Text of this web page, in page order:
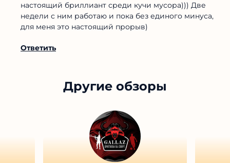
настоящий бриллиант среди кучи мусора))) Две
недели с ним работаю и пока без единого минуса,
для меня это настоящий прорыв)
Ответить
Другие обзоры